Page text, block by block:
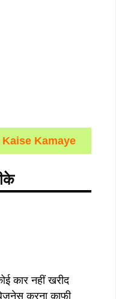
Kamaye
कार नहीं खरीद
करना काफी